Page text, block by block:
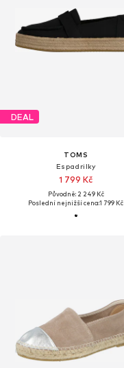
DEAL
TOMS
Espadrilky
1 799 Kč
Původně: 2 249 Kč
Poslední nejnižší cena:1 799 Kč